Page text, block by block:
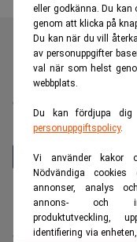
eller godkänna. Du
genom att klicka på
Du kan när du vill
av personuppgifter
val när som helst
webbplats.
Du kan fördjupa
personuppgiftspolicy.
Vi använder kakor
Nödvändiga
annonser, analys
annons- och
produktutveckling,
identifiering via
Realtid är en
dig som vill fördjupa
näringslivsnyheter.
Hantera
Integritetspolicy för
Cookiepolicy